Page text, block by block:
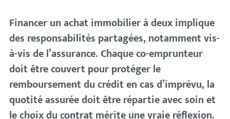
Financer un achat immobilier à deux implique
des responsabilités partagées, notamment vis-
à-vis de l’assurance. Chaque co-emprunteur
doit être couvert pour protéger le
remboursement du crédit en cas d’imprévu, la
quotité assurée doit être répartie avec soin et